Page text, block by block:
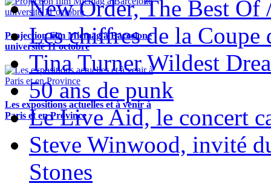
Projection film Micmag à Barcelone
université 11 octobre
Les expositions actuelles et à venir à
Paris et en Province
New Order, The Best Of
Les chiffres de la Coupe
Tina Turner Wildest
50 ans de punk
Le Live Aid, le concert
Steve Winwood, invité
Stones